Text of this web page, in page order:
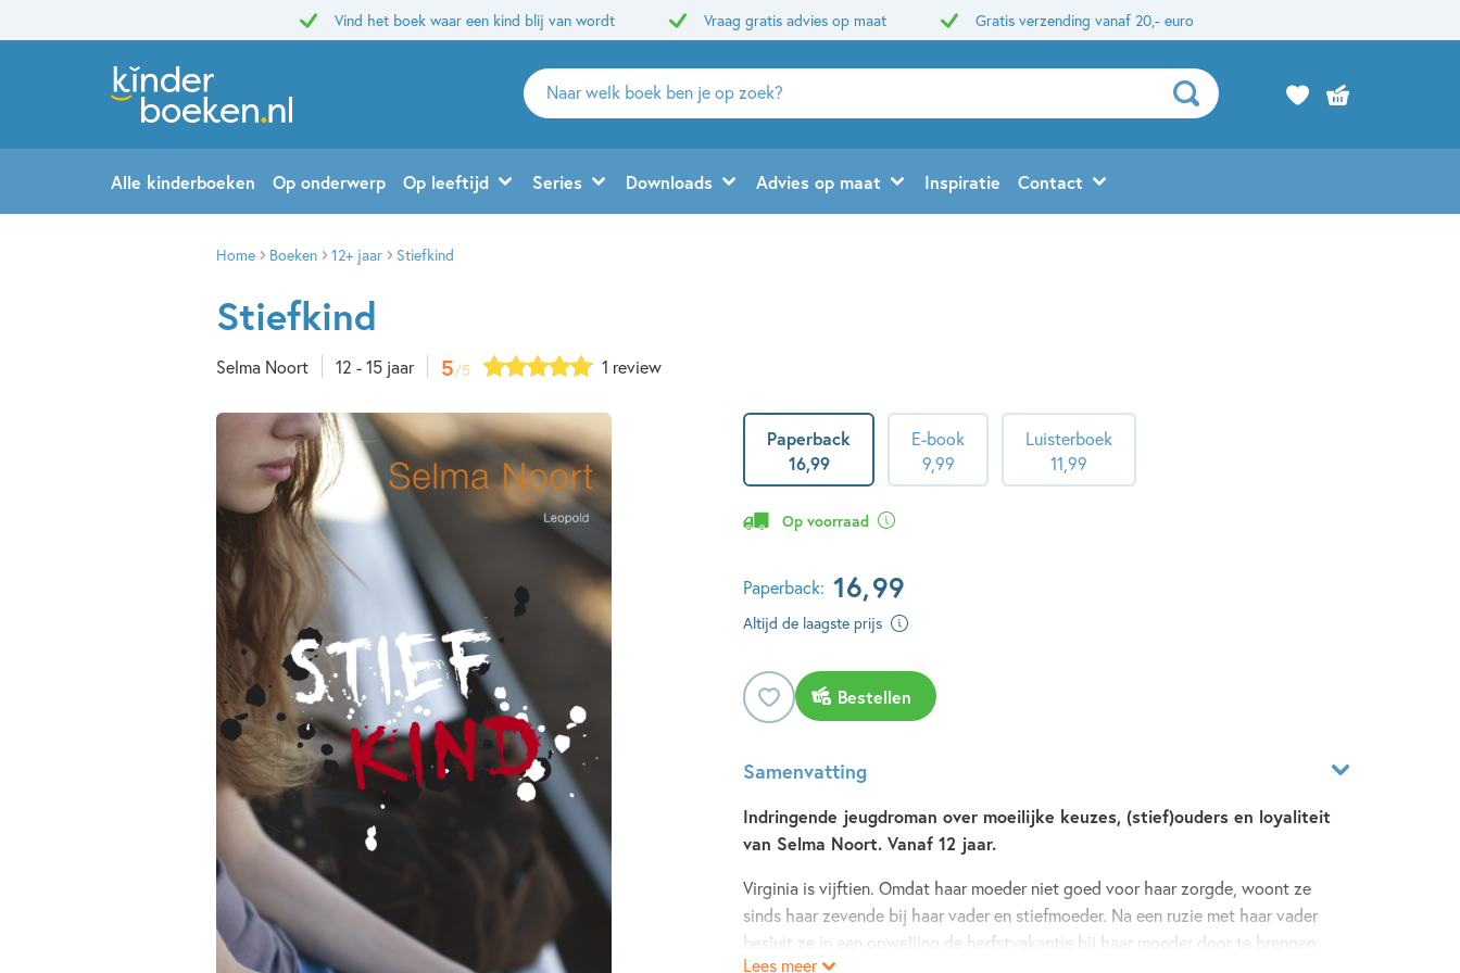
Vind het boek waar een kind blij van wordt Vraag gratis advies op maat Gratis verzending vanaf 20,- euro
Zoeken
naar
en
uitgevers
Alle kinderboeken Op onderwerp Op leeftijd Series Downloads Advies op maat Inspiratie Contact
Home Boeken 12+ jaar Stiefkind
Stiefkind
Selma Noort 12 - 15 jaar 5/5 1 review
Paperback
16,99
E-book
9,99
Luisterboek
11 99
Op voorraad
Paperback: 16,99
Altijd de laagste prijs
Bestellen
Samenvatting
Indringende jeugdroman over moeilijke keuzes, (stief)ouders en loyaliteit
van Selma Noort. Vanaf 12 jaar.
Virginia is vijftien. Omdat haar moeder niet goed voor haar zorgde, woont ze
sinds haar zevende bij haar vader en stiefmoeder. Na een ruzie met haar vader
besluit ze in een opwelling de herfstvakantie bij haar moeder door te brengen.
Lees meer